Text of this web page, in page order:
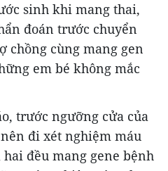
sinh khi mang thai,
đoán trước chuyển
chồng cùng mang gen
em bé không mắc
trước ngưỡng cửa của
đi xét nghiệm máu
hai đều mang gene bệnh